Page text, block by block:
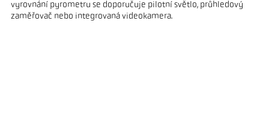
vyrovnání pyrometru se doporučuje pilotní světlo, průhledový
zaměřovač nebo integrovaná videokamera.